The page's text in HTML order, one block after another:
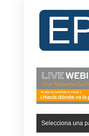
Selecciona una